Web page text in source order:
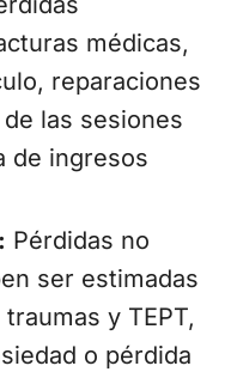
médicas,
reparaciones
las sesiones
de ingresos
Pérdidas no
ser estimadas
y TEPT,
o pérdida